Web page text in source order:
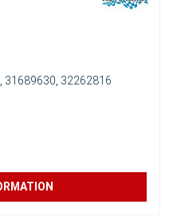
31689630 32262816